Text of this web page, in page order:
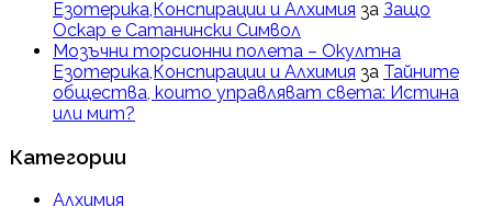
Езотерика,Конспирации и Алхимия за Защо
Оскар е Сатанински Символ
Мозъчни торсионни полета – Окултна
Езотерика,Конспирации и Алхимия за Тайните
общества, които управляват света: Истина
или мит?
Категории
Алхимия